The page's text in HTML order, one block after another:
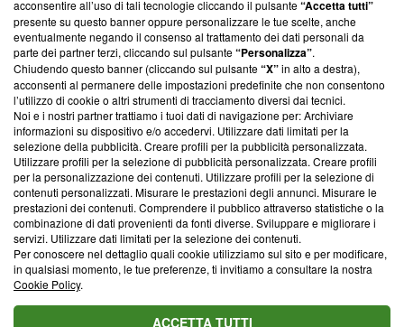
conformità agli standard.
Su di noi
Team editoriale
Corporate
Redazione
Informativa Privacy
Cookie Policy
Blasting SA, IDI CHE-247.845.224, Via Carlo Frasca, 3 - 6900
Lugano (Svizzera) Tel:+39 0690258937
© 2026 Blasting News
acconsentire all’uso di tali tecnologie cliccando il pulsante“Accetta tutti”
presente su questo banner oppure personalizzare le tue scelte, anche
eventualmente negando il consenso al trattamento dei dati personali da
parte dei partner terzi, cliccando sul pulsante“Personalizza”.
Chiudendo questo banner (cliccando sul pulsante“X”in alto a destra),
acconsenti al permanere delle impostazioni predefinite che non consentono
l’utilizzo di cookie o altri strumenti di tracciamento diversi dai tecnici.
Noi e i nostri partner trattiamo i tuoi dati di navigazione per: Archiviare
informazioni su dispositivo e/o accedervi. Utilizzare dati limitati per la
selezione della pubblicità. Creare profili per la pubblicità personalizzata.
Utilizzare profili per la selezione di pubblicità personalizzata. Creare profili
per la personalizzazione dei contenuti. Utilizzare profili per la selezione di
contenuti personalizzati. Misurare le prestazioni degli annunci. Misurare le
prestazioni dei contenuti. Comprendere il pubblico attraverso statistiche o la
combinazione di dati provenienti da fonti diverse. Sviluppare e migliorare i
servizi. Utilizzare dati limitati per la selezione dei contenuti.
Per conoscere nel dettaglio quali cookie utilizziamo sul sito e per modificare,
in qualsiasi momento, le tue preferenze, ti invitiamo a consultare la nostra
Cookie Policy.
ACCETTA TUTTI